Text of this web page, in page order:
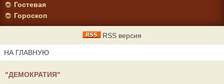
Гостевая
Гороскоп
RSS версия
НА ГЛАВНУЮ
"ДЕМОКРАТИЯ"